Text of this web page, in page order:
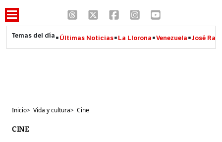
Últimas Noticias La Llorona Venezuela José
Inicio> Vida y cultura> Cine
CINE